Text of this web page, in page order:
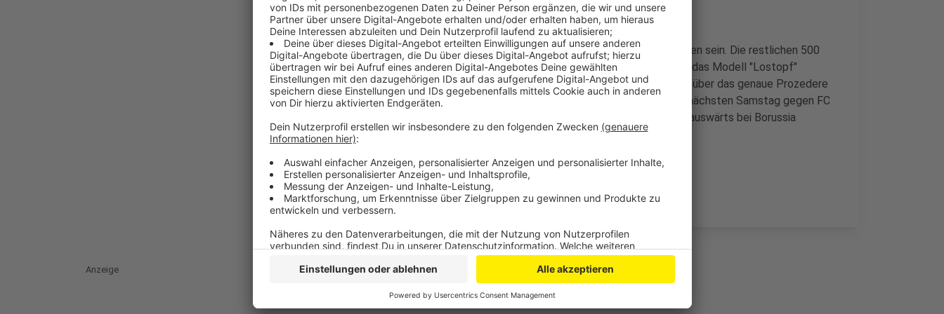
Ein Drittel der zulässigen Tickets soll dem VIP-Bereich vorbehalten sein. Die restlichen 500
Tickets gehen ausschließlich an Dauerkarten-Inhaber, die sich für das Modell "Lostopf"
entschieden haben.Die werden in den nächsten Tagen per E-Mail über das genaue Prozedere
informiert, sagt Bayer 04.
Das nächste Heimspiel steht erst übernächsten Samstag gegen FC
Augsburg an. Zuvor muss die Werkself am Samstag (14.01.2022) auswärts bei Borussia
Mönchengladbach antreten.
Anzeige
Anzeige